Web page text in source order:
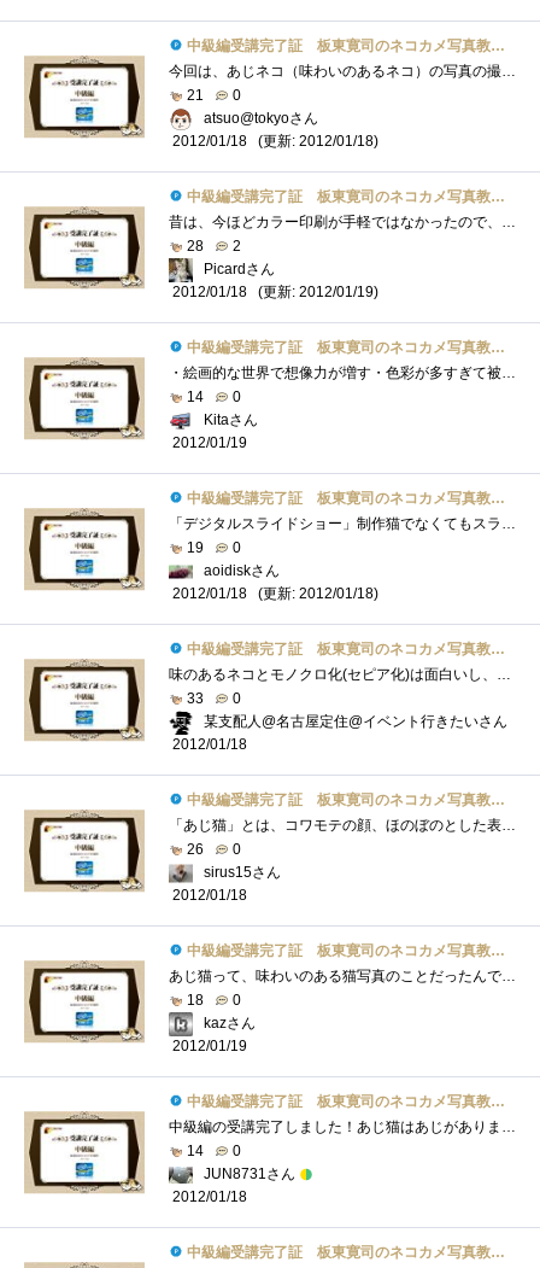
中級編受講完了証 板東寛司のネコカメ写真教室パート2
今回は、あじネコ（味わいのあるネコ）の写真の撮り方、モノクロ、スライドショーがテーマでしたが、またしてもスライドショー以外はLightroom�...
21
0
atsuo@tokyoさん
2012/01/18
(更新: 2012/01/18)
中級編受講完了証 板東寛司のネコカメ写真教室パート2
昔は、今ほどカラー印刷が手軽ではなかったので、モノクロームを意識した写真の撮影や、グラフ,資料を作っていましたが、最近は余りモノクロ�...
28
2
Picardさん
2012/01/18
(更新: 2012/01/19)
中級編受講完了証 板東寛司のネコカメ写真教室パート2
・絵画的な世界で想像力が増す・色彩が多すぎて被写体が目立たずに失敗・「仮想コピーを作成」し、並べて比較編集・被写体の陰影を際立たせ�...
14
0
Kitaさん
2012/01/19
中級編受講完了証 板東寛司のネコカメ写真教室パート2
「デジタルスライドショー」制作猫でなくてもスライドショー楽しめますね。それを 猫でするとなると かなり楽しめるのは請け合い毎日、同�...
19
0
aoidiskさん
2012/01/18
(更新: 2012/01/18)
中級編受講完了証 板東寛司のネコカメ写真教室パート2
味のあるネコとモノクロ化(セピア化)は面白いし、センスも必要だなぁ～と漠然と見てました。今回はＰＳエレメンツ10の方で処理すると思ってた�...
33
0
某支配人@名古屋定住@イベント行きたいさん
2012/01/18
中級編受講完了証 板東寛司のネコカメ写真教室パート2
「あじ猫」とは、コワモテの顔、ほのぼのとした表情、ひょうきんな仕草など、可愛いだけでなく味わいのある猫写真とのこととあります。「あ�...
26
0
sirus15さん
2012/01/18
中級編受講完了証 板東寛司のネコカメ写真教室パート2
あじ猫って、味わいのある猫写真のことだったんですね。勝手に鯵をくわえた猫を想像してました。（笑）モノクロ写真って面白いですよねー。�...
18
0
kazさん
2012/01/19
中級編受講完了証 板東寛司のネコカメ写真教室パート2
中級編の受講完了しました！あじ猫はあじがありましたね！可愛い＆お茶目。モノクロ写真にも独特の味がありますよね。「静けさ」や「物悲し�...
14
0
JUN8731さん
2012/01/18
中級編受講完了証 板東寛司のネコカメ写真教室パート2